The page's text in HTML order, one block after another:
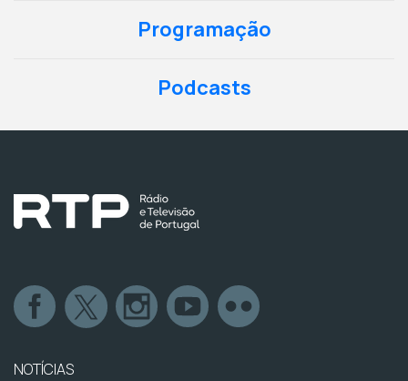
Programação
Podcasts
NOTÍCIAS